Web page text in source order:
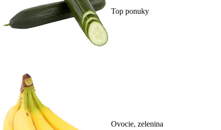
Top ponuky
Ovocie, zelenina